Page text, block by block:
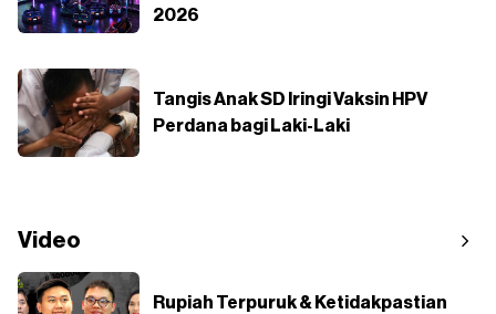
2026
Tangis Anak SD Iringi Vaksin HPV
Perdana bagi Laki-Laki
Video
Rupiah Terpuruk & Ketidakpastian